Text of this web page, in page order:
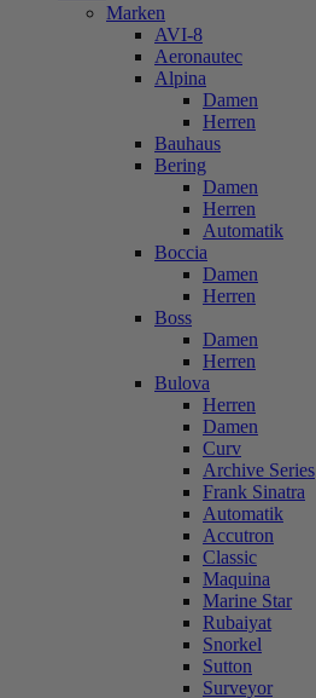
Marken
AVI-8
Aeronautec
Alpina
Damen
Herren
Bauhaus
Bering
Damen
Herren
Automatik
Boccia
Damen
Herren
Boss
Damen
Herren
Bulova
Herren
Damen
Curv
Archive Series
Frank Sinatra
Automatik
Accutron
Classic
Maquina
Marine Star
Rubaiyat
Snorkel
Sutton
Surveyor